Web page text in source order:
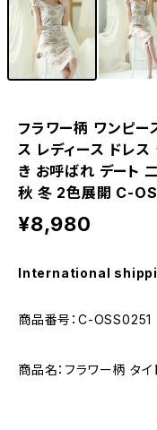
フラワー柄 ワンピー
ス レディース ドレ
き お呼ばれ デート
秋 冬 2色展開 C-
¥8,980
International
商品番号：C-OSS0251
商品名：フラワー柄 タ